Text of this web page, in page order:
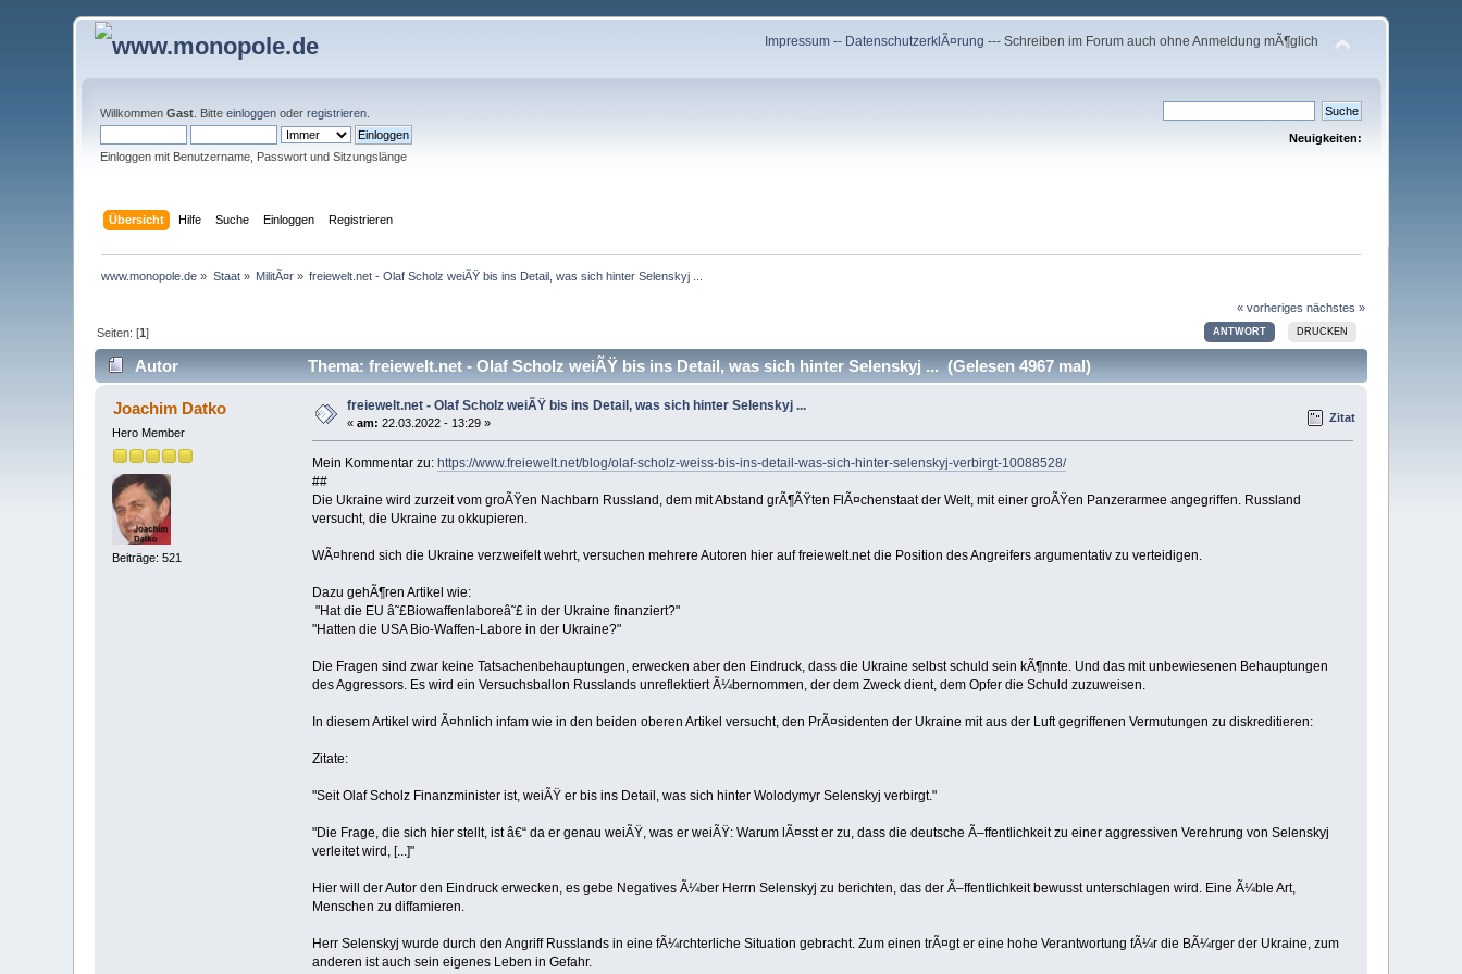
Impressum -- DatenschutzerklÃ¤rung --- Schreiben im Forum auch ohne Anmeldung mÃ¶glich
WillkommenGast . Bitteeinloggen oderregistrieren
Einloggen mit Benutzername, Passwort und Sitzungslänge
Neuigkeiten:
Übersicht Hilfe Suche Einloggen Registrieren
www.monopole.de » Staat» MilitÃ¤r » freiewelt.net - Olaf Scholz weiÃŸ bis ins Detail, was sich hinter Selenskyj ...
« vorheriges nächstes »
ANTWORT DRUCKEN
Seiten: [1]
Autor Thema: freiewelt.net - Olaf Scholz weiÃŸ bis ins Detail, was sich hinter Selenskyj ... (Gelesen 4967 mal)
Joachim Datko
Hero Member
Beiträge: 521
freiewelt.net - Olaf Scholz weiÃŸ bis ins Detail, was sich hinter Selenskyj ...
«am: 22.03.2022 - 13:29 » Zitat
Mein Kommentar zu: https://www.freiewelt.net/blog/olaf-scholz-weiss-bis-ins-detail-was-sich-hinter-selenskyj-verbirgt-10088528/
##
Die Ukraine wird zurzeit vom groÃŸen Nachbarn Russland, dem mit Abstand grÃ¶ÃŸten FlÃ¤chenstaat der Welt, mit einer groÃŸen Panzerarmee angegriffen. Russland
versucht, die Ukraine zu okkupieren.
WÃ¤hrend sich die Ukraine verzweifelt wehrt, versuchen mehrere Autoren hier auf freiewelt.net die Position des Angreifers argumentativ zu verteidigen.
Dazu gehÃ¶ren Artikel wie:
"Hat die EU â˜£Biowaffenlaboreâ˜£ in der Ukraine finanziert?"
"Hatten die USA Bio-Waffen-Labore in der Ukraine?"
Die Fragen sind zwar keine Tatsachenbehauptungen, erwecken aber den Eindruck, dass die Ukraine selbst schuld sein kÃ¶nnte. Und das mit unbewiesenen Behauptungen
des Aggressors. Es wird ein Versuchsballon Russlands unreflektiert Ã¼bernommen, der dem Zweck dient, dem Opfer die Schuld zuzuweisen.
In diesem Artikel wird Ã¤hnlich infam wie in den beiden oberen Artikel versucht, den PrÃ¤sidenten der Ukraine mit aus der Luft gegriffenen Vermutungen zu diskreditieren:
Zitate:
"Seit Olaf Scholz Finanzminister ist, weiÃŸ er bis ins Detail, was sich hinter Wolodymyr Selenskyj verbirgt."
"Die Frage, die sich hier stellt, ist â€“ da er genau weiÃŸ, was er weiÃŸ: Warum lÃ¤sst er zu, dass die deutsche Ã–ffentlichkeit zu einer aggressiven Verehrung von Selenskyj
verleitet wird, [...]"
Hier will der Autor den Eindruck erwecken, es gebe Negatives Ã¼ber Herrn Selenskyj zu berichten, das der Ã–ffentlichkeit bewusst unterschlagen wird. Eine Ã¼ble Art,
Menschen zu diffamieren.
Herr Selenskyj wurde durch den Angriff Russlands in eine fÃ¼rchterliche Situation gebracht. Zum einen trÃ¤gt er eine hohe Verantwortung fÃ¼r die BÃ¼rger der Ukraine, zum
anderen ist auch sein eigenes Leben in Gefahr.